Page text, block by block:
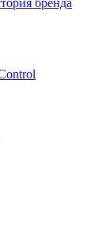
бренда